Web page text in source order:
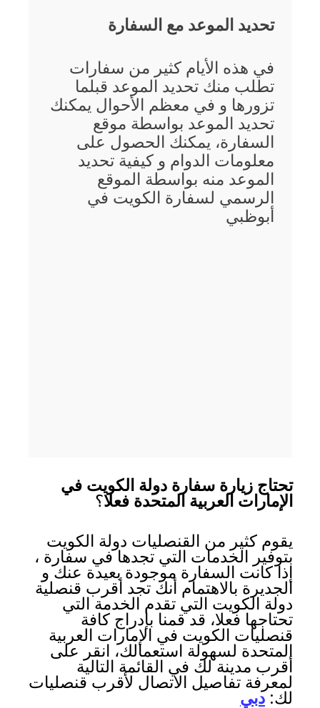
تحديد الموعد مع السفارة
في هذه الأيام كثير من سفارات
تطلب منك تحديد الموعد قبلما
تزورها و في معظم الأحوال يمكنك
تحديد الموعد بواسطة موقع
السفارة، يمكنك الحصول على
معلومات الدوام و كيفية تحديد
الموعد منه بواسطة الموقع
الرسمي لسفارة الكويت في
أبوظبي
تحتاج زيارة سفارة دولة الكويت في
الإمارات العربية المتحدة فعلا؟
يقوم كثير من القنصليات دولة الكويت
بتوفير الخدمات التي تجدها في سفارة ،
إذا كانت السفارة موجودة بعيدة عنك و
الجديرة بالاهتمام أنك تجد أقرب قنصلية
دولة الكويت التي تقدم الخدمة التي
تحتاجها فعلا، قد قمنا بإدراج كافة
قنصليات الكويت في الإمارات العربية
المتحدة لسهولة استعمالك، انقر على
أقرب مدينة لك في القائمة التالية
لمعرفة تفاصيل الاتصال لأقرب قنصليات
لك:دبي